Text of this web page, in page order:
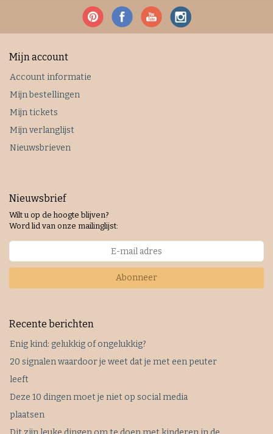
Mijn account
Account informatie
Mijn bestellingen
Mijn tickets
Mijn verlanglijst
Nieuwsbrieven
Nieuwsbrief
Wilt u op de hoogte blijven?
Word lid van onze mailinglijst:
Abonneer
Recente berichten
Enig kind: gelukkig of ongelukkig?
20 signalen waardoor je weet dat je met een peuter
leeft
Deze 10 dingen moet je niet op social media
plaatsen